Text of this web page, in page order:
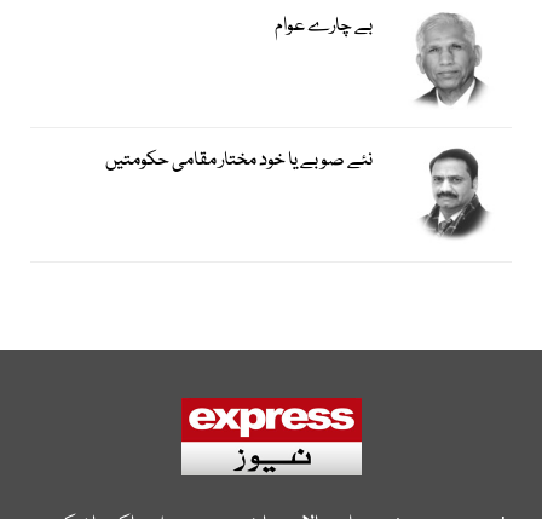
بے چارے عوام
نئے صوبے یا خود مختار مقامی حکومتیں